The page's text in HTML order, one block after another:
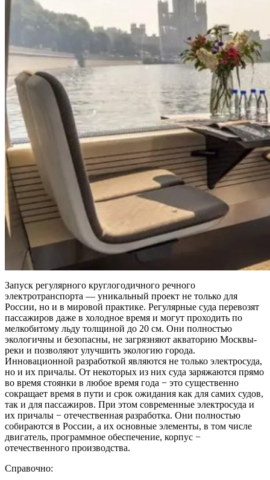
Запуск регулярного круглогодичного речного
электротранспорта — уникальный проект не только для
России, но и в мировой практике. Регулярные суда перевозят
пассажиров даже в холодное время и могут проходить по
мелкобитому льду толщиной до 20 см. Они полностью
экологичны и безопасны, не загрязняют акваторию Москвы-
реки и позволяют улучшить экологию города.
Инновационной разработкой являются не только электросуда,
но и их причалы. От некоторых из них суда заряжаются прямо
во время стоянки в любое время года − это существенно
сокращает время в пути и срок ожидания как для самих судов,
так и для пассажиров. При этом современные электросуда и
их причалы − отечественная разработка. Они полностью
собираются в России, а их основные элементы, в том числе
двигатель, программное обеспечение, корпус −
отечественного производства.
Справочно: